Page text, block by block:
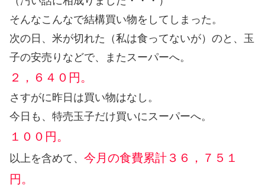
そんなこんなで結構買い物をしてしまった。
次の日、米が切れた（私は食ってないが）のと、玉
子の安売りなどで、またスーパーへ。
２，６４０円。
さすがに昨日は買い物はなし。
今日も、特売玉子だけ買いにスーパーへ。
１００円。
以上を含めて、 今月の食費累計３６，７５１
円。